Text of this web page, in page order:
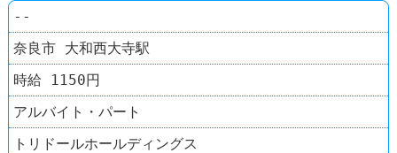
--
奈良市 大和西大寺駅
時給 1150円
アルバイト・パート
トリドールホールディングス